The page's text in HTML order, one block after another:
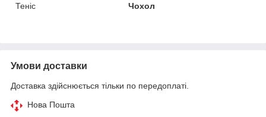
Теніс
Чохол
Умови доставки
Доставка здійснюється тільки по передоплаті.
Нова Пошта